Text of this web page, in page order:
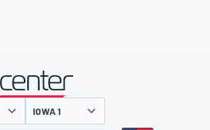
présenté par
IOWA 1